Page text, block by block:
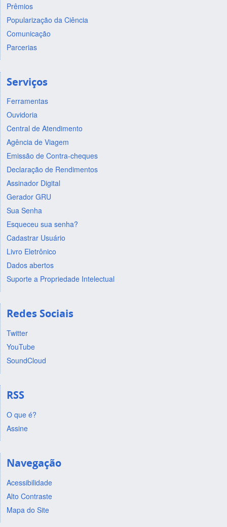
Prêmios
Popularização da Ciência
Comunicação
Parcerias
Serviços
Ferramentas
Ouvidoria
Central de Atendimento
Agência de Viagem
Emissão de Contra-cheques
Declaração de Rendimentos
Assinador Digital
Gerador GRU
Sua Senha
Esqueceu sua senha?
Cadastrar Usuário
Livro Eletrônico
Dados abertos
Suporte a Propriedade Intelectual
Redes Sociais
Twitter
YouTube
SoundCloud
RSS
O que é?
Assine
Navegação
Acessibilidade
Alto Contraste
Mapa do Site